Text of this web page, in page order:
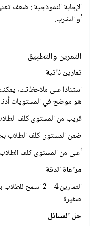
الإجابة النموذجية : ضعف
أو الضرب.
التمرين والتطبيق
تمارين ذاتية
استنادا على ملاحظاتك،
هو موضح في المستويات
قريب من المستوى كلف الطلاب بحل
ضمن المستوى كلف الطلاب بحل
أعلى من المستوى كلف الطلاب
مراعاة الدقة
التمارين 4 - 2
صغيرة
حل المسائل